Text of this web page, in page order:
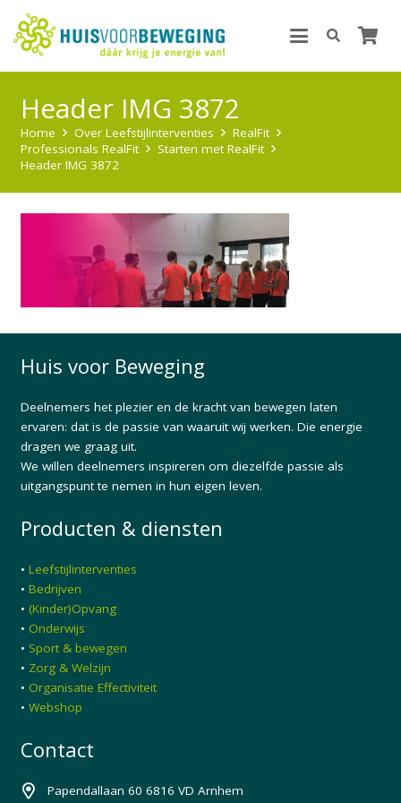
Header IMG 3872
Home Over Leefstijlinterventies
RealFit
Professionals RealFit
Starten met RealFit
Header IMG 3872
Huis voor Beweging
Deelnemers het plezier en de kracht van bewegen laten
ervaren: dat is de passie van waaruit wij werken. Die energie
dragen we graag uit.
We willen deelnemers inspireren om diezelfde passie als
uitgangspunt te nemen in hun eigen leven.
Producten & diensten
• Leefstijlinterventies
• Bedrijven
• (Kinder)Opvang
• Onderwijs
• Sport & bewegen
• Zorg & Welzijn
• Organisatie Effectiviteit
• Webshop
Contact
Papendallaan 60 6816 VD Arnhem